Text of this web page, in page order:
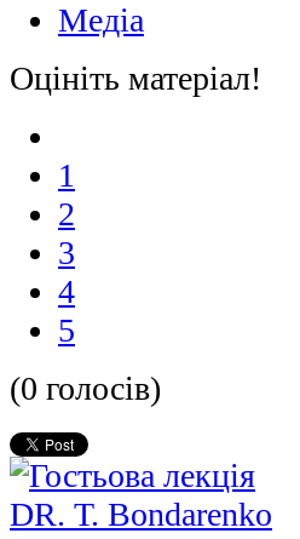
Медіа
Оцініть матеріал!
1
2
3
4
5
(0 голосів)